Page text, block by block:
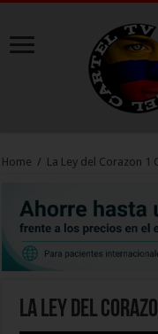
Home / La Ley del Corazon 1
La Ley del